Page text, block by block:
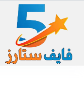
المحتوى